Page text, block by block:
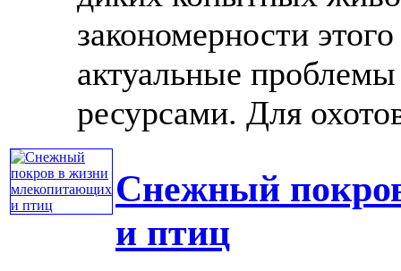
закономерности
актуальные
ресурсами. Для
Снежный
и птиц